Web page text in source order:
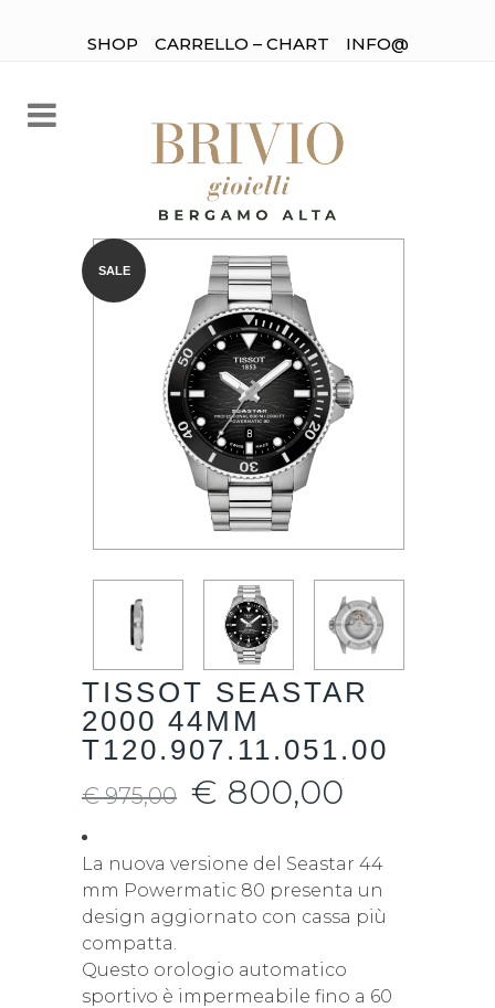
SHOP CARRELLO – CHART INFO@
SALE
TISSOT SEASTAR
2000 44MM
T120.907.11.051.00
€975,00 € 800,00
La nuova versione del Seastar 44
mm Powermatic 80 presenta un
design aggiornato con cassa più
compatta.
Questo orologio automatico
sportivo è impermeabile fino a 60